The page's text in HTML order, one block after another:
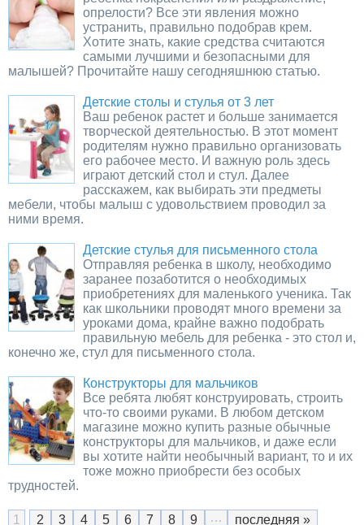
опрелости? Все эти явления можно
устранить, правильно подобрав крем.
Хотите знать, какие средства считаются
самыми лучшими и безопасными для
малышей? Прочитайте нашу сегодняшнюю статью.
Детские столы и стулья от 3 лет
Ваш ребенок растет и больше занимается
творческой деятельностью. В этот момент
родителям нужно правильно организовать
его рабочее место. И важную роль здесь
играют детский стол и стул. Далее
расскажем, как выбирать эти предметы
мебели, чтобы малыш с удовольствием проводил за
ними время.
Детские стулья для письменного стола
Отправляя ребенка в школу, необходимо
заранее позаботится о необходимых
приобретениях для маленького ученика. Так
как школьники проводят много времени за
уроками дома, крайне важно подобрать
правильную мебель для ребенка - это стол и,
конечно же, стул для письменного стола.
Конструкторы для мальчиков
Все ребята любят конструировать, строить
что-то своими руками. В любом детском
магазине можно купить разные обычные
конструкторы для мальчиков, и даже если
вы хотите найти необычный вариант, то и их
тоже можно приобрести без особых
трудностей.
1 2 3 4 5 6 7 8 9 … последняя »